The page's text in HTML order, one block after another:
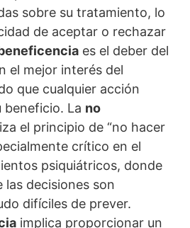
sobre su tratamiento, lo
de aceptar o rechazar
es el deber del
el mejor interés del
que cualquier acción
beneficio. La no
el principio de “no hacer
crí­tico en el
psiquiátricos, donde
las decisiones son
difí­ciles de prever.
implica proporcionar un